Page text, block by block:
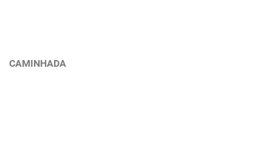
CAMINHADA